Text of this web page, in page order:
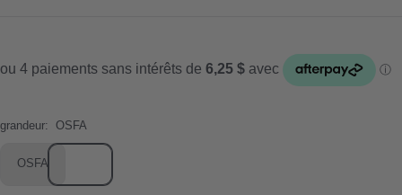
grandeur: OSFA
OSFA